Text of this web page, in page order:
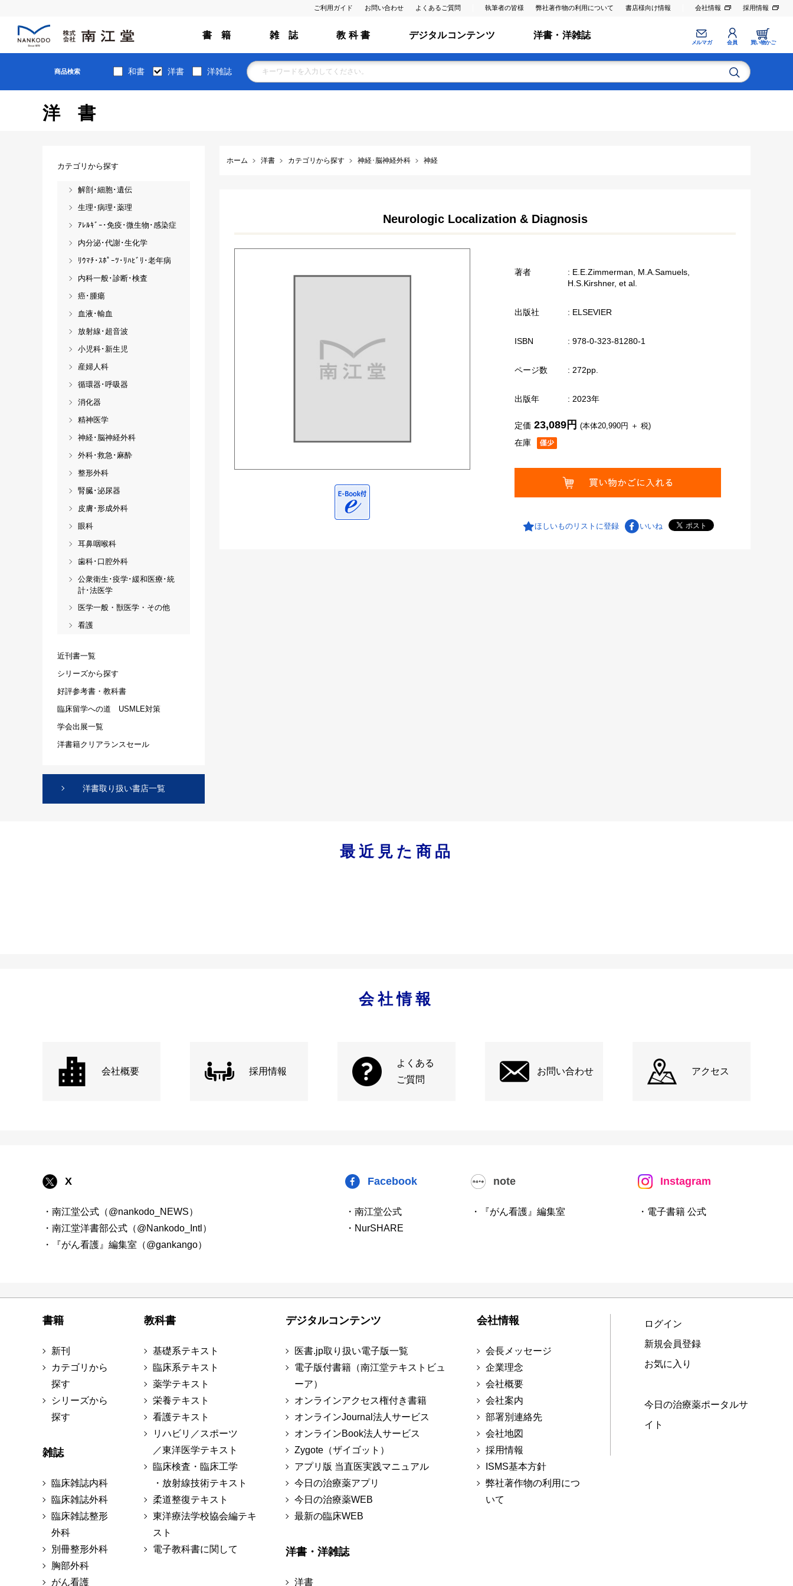
ご利用ガイド お問い合わせ よくあるご質問 執筆者の皆様 弊社著作物の利用について 書店様向け情報 会社情報 採用情報
書 籍 雑 誌 教 科 書 デジタルコンテンツ 洋書・洋雑誌
メルマガ 会員 買い物かご
商品検索 和書 洋書 洋雑誌
洋書
ホーム 洋書 カテゴリから探す 神経･脳神経外科 神経
Neurologic Localization & Diagnosis
著者
: E.E.Zimmerman, M.A.Samuels,
H.S.Kirshner, et al.
出版社 : ELSEVIER
ISBN : 978-0-323-81280-1
ページ数 : 272pp.
出版年 : 2023年
在庫
定価 23,089円 (本体20,990円 ＋ 税)
ほしいものリストに登録 いいね
カテゴリから探す
解剖･細胞･遺伝
生理･病理･薬理
ｱﾚﾙｷﾞｰ･免疫･微生物･感染症
内分泌･代謝･生化学
ﾘｳﾏﾁ･ｽﾎﾟｰﾂ･ﾘﾊﾋﾞﾘ･老年病
内科一般･診断･検査
癌･腫瘍
血液･輸血
放射線･超音波
小児科･新生児
産婦人科
循環器･呼吸器
消化器
精神医学
神経･脳神経外科
外科･救急･麻酔
整形外科
腎臓･泌尿器
皮膚･形成外科
眼科
耳鼻咽喉科
歯科･口腔外科
公衆衛生･疫学･緩和医療･統
計･法医学
医学一般・獣医学・その他
看護
近刊書一覧
シリーズから探す
好評参考書・教科書
臨床留学への道 USMLE対策
学会出展一覧
洋書籍クリアランスセール
洋書取り扱い書店一覧
最近見た商品
会社情報
会社概要 採用情報
よくある
ご質問
お問い合わせ アクセス
X
・南江堂公式（@nankodo_NEWS）
・南江堂洋書部公式（@Nankodo_Intl）
・『がん看護』編集室（@gankango）
Facebook
・南江堂公式
・NurSHARE
note
・『がん看護』編集室
Instagram
・電子書籍 公式
書籍
新刊
カテゴリから
探す
シリーズから
探す
雑誌
臨床雑誌内科
臨床雑誌外科
臨床雑誌整形
外科
別冊整形外科
胸部外科
がん看護
教科書
基礎系テキスト
臨床系テキスト
薬学テキスト
栄養テキスト
看護テキスト
リハビリ／スポーツ
／東洋医学テキスト
臨床検査・臨床工学
・放射線技術テキスト
柔道整復テキスト
東洋療法学校協会編テキ
スト
電子教科書に関して
デジタルコンテンツ
医書.jp取り扱い電子版一覧
電子版付書籍（南江堂テキストビュ
ーア）
オンラインアクセス権付き書籍
オンラインJournal法人サービス
オンラインBook法人サービス
Zygote（ザイゴット）
アプリ版 当直医実践マニュアル
今日の治療薬アプリ
今日の治療薬WEB
最新の臨床WEB
洋書・洋雑誌
洋書
会社情報
会長メッセージ
企業理念
会社概要
会社案内
部署別連絡先
会社地図
採用情報
ISMS基本方針
弊社著作物の利用につ
いて
ログイン
新規会員登録
お気に入り
今日の治療薬ポータルサ
イト